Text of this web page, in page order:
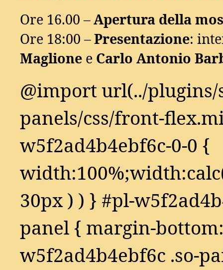
Ore 16.00 –Apertura della
Ore 18:00 –Presentazione:
Maglione e Carlo Antonio
@import url(../
panels/css/front-
w5f2ad4b4ebf6c-0-0 {
30px ) ) } #pl-
panel { margin-
w5f2ad4b4ebf6c .so-